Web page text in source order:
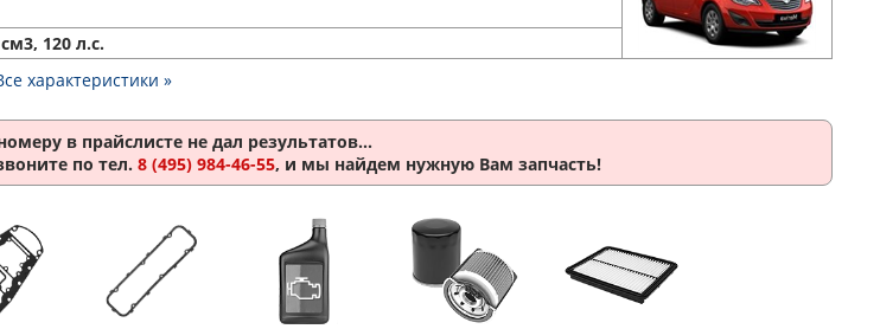
120 л.с.
характеристики »
в прайслисте не дал результатов...
по тел. 8 (495) 984-46-55, и мы найдем нужную Вам запчасть!